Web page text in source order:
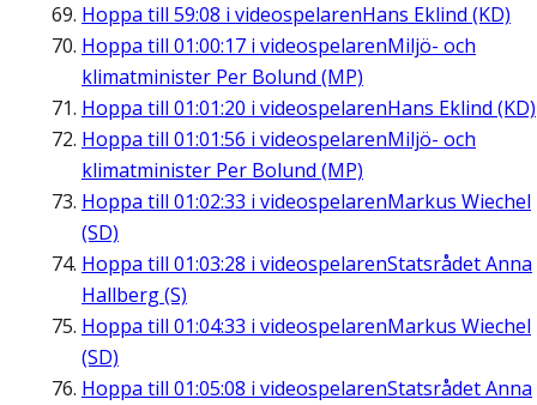
Hoppa till 59:08 i videospelarenHans Eklind (KD)
Hoppa till 01:00:17 i videospelarenMiljö- och
klimatminister Per Bolund (MP)
Hoppa till 01:01:20 i videospelarenHans Eklind (KD)
Hoppa till 01:01:56 i videospelarenMiljö- och
klimatminister Per Bolund (MP)
Hoppa till 01:02:33 i videospelarenMarkus Wiechel
(SD)
Hoppa till 01:03:28 i videospelarenStatsrådet Anna
Hallberg (S)
Hoppa till 01:04:33 i videospelarenMarkus Wiechel
(SD)
Hoppa till 01:05:08 i videospelarenStatsrådet Anna